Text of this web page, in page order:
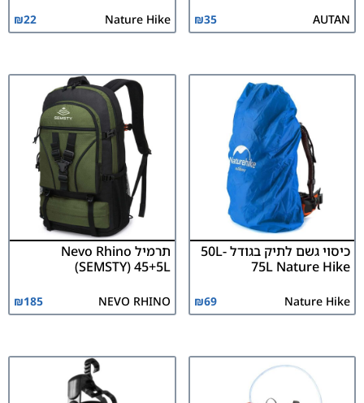
AUTAN
₪35
Nature Hike
₪22
כיסוי גשם לתיק בגודל 50L-
75L Nature Hike
Nature Hike
₪69
תרמיל Nevo Rhino
(SEMSTY) 45+5L
NEVO RHINO
₪185